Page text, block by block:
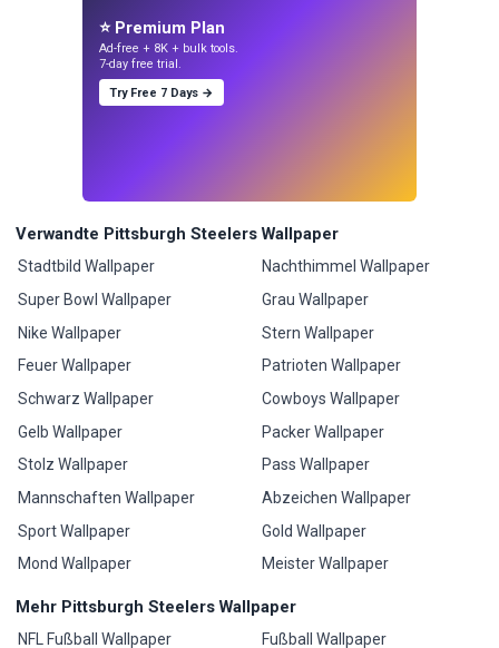
⭐ Premium Plan
Ad-free + 8K + bulk tools.
7-day free trial.
Try Free 7 Days →
Verwandte Pittsburgh Steelers Wallpaper
Stadtbild Wallpaper
Super Bowl Wallpaper
Nike Wallpaper
Feuer Wallpaper
Schwarz Wallpaper
Gelb Wallpaper
Stolz Wallpaper
Mannschaften Wallpaper
Sport Wallpaper
Mond Wallpaper
Nachthimmel Wallpaper
Grau Wallpaper
Stern Wallpaper
Patrioten Wallpaper
Cowboys Wallpaper
Packer Wallpaper
Pass Wallpaper
Abzeichen Wallpaper
Gold Wallpaper
Meister Wallpaper
Mehr Pittsburgh Steelers Wallpaper
NFL Fußball Wallpaper
Fußball Wallpaper